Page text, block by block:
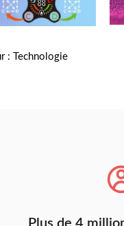
: Technologie
Plus de 4